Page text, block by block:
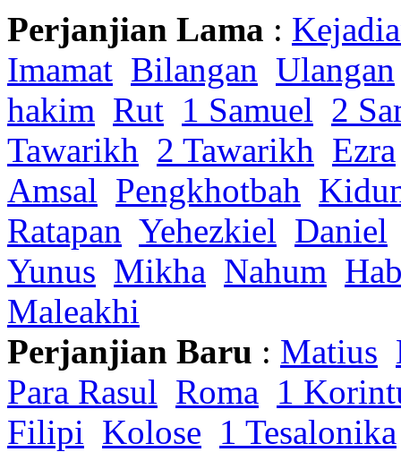
Perjanjian Lama :
Imamat Bilangan Ulangan
hakim Rut 1 Samuel 2
Tawarikh 2 Tawarikh Ezra
Amsal Pengkhotbah
Ratapan Yehezkiel Daniel
Yunus Mikha Nahum
Maleakhi
Perjanjian Baru : Matius
Para Rasul Roma 1
Filipi Kolose 1 Tesalonika